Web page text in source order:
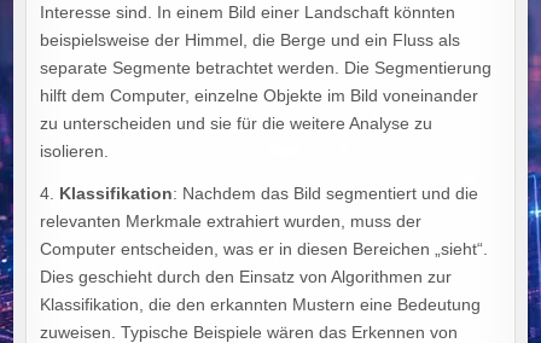
Interesse sind. In einem Bild einer Landschaft könnten
beispielsweise der Himmel, die Berge und ein Fluss als
separate Segmente betrachtet werden. Die Segmentierung
hilft dem Computer, einzelne Objekte im Bild voneinander
zu unterscheiden und sie für die weitere Analyse zu
isolieren.
4. Klassifikation: Nachdem das Bild segmentiert und die
relevanten Merkmale extrahiert wurden, muss der
Computer entscheiden, was er in diesen Bereichen „sieht“.
Dies geschieht durch den Einsatz von Algorithmen zur
Klassifikation, die den erkannten Mustern eine Bedeutung
zuweisen. Typische Beispiele wären das Erkennen von